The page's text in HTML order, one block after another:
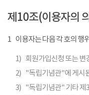
제10조(이용자의
1 이용자는 다음 각 호의 행
1) 회원가입신청 또는 변
2) "독립기념관"에 게시
3) "독립기념관" 기타 제